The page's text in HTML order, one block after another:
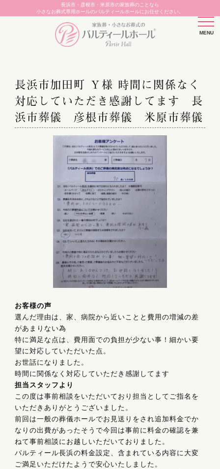
長浜市・彦根市・米原市の家族葬のことなら
小さなお葬式専用ホールのパルティールホールにお任せください。
長浜市加田町 Ｙ様 時間に関係なく
対応していただき感謝してます 長
浜市葬儀 彦根市葬儀 米原市葬儀
お客様の声
選んだ理由は、家、病院から近いことと費用の増減の差
があまりない為
特に満足な点は、費用面での負担が少ない事！細かい要
望に対応していただいた点。
お世話になりました。
時間に関係なく対応していただき感謝してます
担当スタッフより
この度は事前相談をいただいており担当としてご指名を
いただきありがとうございました。
前回は一般の葬儀ホールでお見送りをされ追加料金でか
なりの出費があったそうで今回は事前に料金の確認を兼
ねて事前相談にお越しいただいておりました。
パルティール長浜の料金設定、含まれている内容に大変
ご満足いただけたようで安心いたしました。